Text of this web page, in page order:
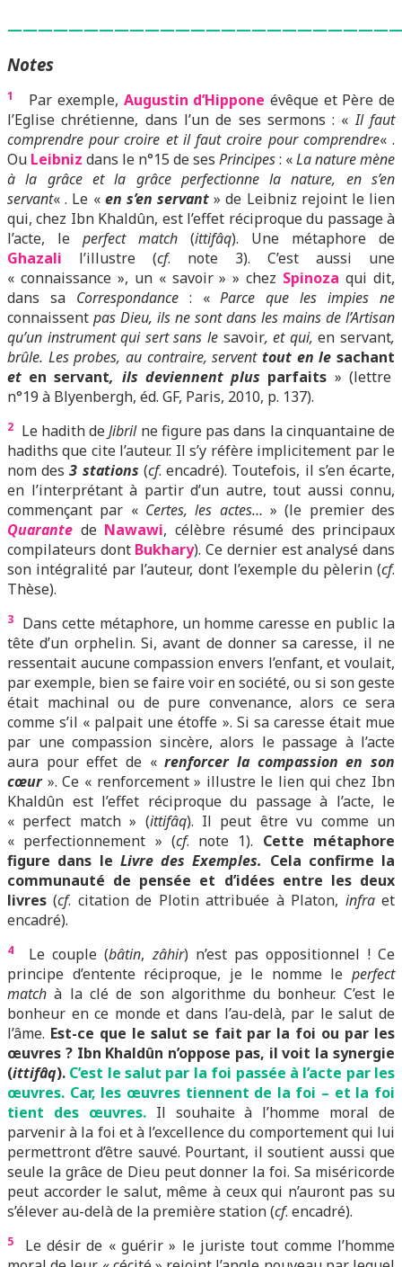
Notes
1 Par exemple, Augustin d’Hippone évêque et Père de
l’Eglise chrétienne, dans l’un de ses sermons : «Il faut
comprendre pour croire et il faut croire pour comprendre« .
Ou Leibniz dans le n°15 de ses Principes: «La nature mène
à la grâce et la grâce perfectionne la nature, en s’en
servant« . Le « en s’en servant » de Leibniz rejoint le lien
qui, chez Ibn Khaldûn, est l’effet réciproque du passage à
l’acte, le perfect match (ittifâq). Une métaphore de
Ghazali l’illustre (cf. note 3). C’est aussi une
« connaissance », un « savoir » » chez Spinoza qui dit,
dans sa Correspondance: «Parce que les impies ne
connaissent pas Dieu, ils ne sont dans les mains de l’Artisan
qu’un instrument qui sert sans le savoir, et qui,en servant,
brûle. Les probes, au contraire, serventtout en lesachant
et en servant, ils deviennent plus parfaits » (lettre
n°19 à Blyenbergh, éd. GF, Paris, 2010, p. 137).
2 Le hadith deJibrilne figure pas dans la cinquantaine de
hadiths que cite l’auteur. Il s’y réfère implicitement par le
nom des3 stations (cf. encadré). Toutefois, il s’en écarte,
en l’interprétant à partir d’un autre, tout aussi connu,
commençant par « Certes, les actes… » (le premier des
Quarante de Nawawi, célèbre résumé des principaux
compilateurs dont Bukhary). Ce dernier est analysé dans
son intégralité par l’auteur, dont l’exemple du pèlerin (cf.
Thèse).
3
Dans cette métaphore, un homme caresse en public la
tête d’un orphelin. Si, avant de donner sa caresse, il ne
ressentait aucune compassion envers l’enfant, et voulait,
par exemple, bien se faire voir en société, ou si son geste
était machinal ou de pure convenance, alors ce sera
comme s’il « palpait une étoffe ». Si sa caresse était mue
par une compassion sincère, alors le passage à l’acte
aura pour effet de «renforcer la compassion en son
cœur». Ce « renforcement » illustre le lien qui chez Ibn
Khaldûn est l’effet réciproque du passage à l’acte, le
« perfect match » (ittifâq). Il peut être vu comme un
« perfectionnement » (cf. note 1). Cette métaphore
figure dans le Livre des Exemples. Cela confirme la
communauté de pensée et d’idées entre les deux
livres (cf. citation de Plotin attribuée à Platon, infraet
encadré).
4 Le couple (bâtin,zâhir) n’est pas oppositionnel ! Ce
principe d’entente réciproque, je le nomme le perfect
match à la clé de son algorithme du bonheur. C’est le
bonheur en ce monde et dans l’au-delà, par le salut de
l’âme. Est-ce que le salut se fait par la foi ou par les
œuvres ? Ibn Khaldûn n’oppose pas, il voit la synergie
(ittifâq). C’est le salut par la foi passée à l’acte par les
œuvres. Car, les œuvres tiennent de la foi – et la foi
tient des œuvres.Il souhaite à l’homme moral de
parvenir à la foi et à l’excellence du comportement qui lui
permettront d’être sauvé. Pourtant, il soutient aussi que
seule la grâce de Dieu peut donner la foi. Sa miséricorde
peut accorder le salut, même à ceux qui n’auront pas su
s’élever au-delà de la première station (cf. encadré).
5
Le désir de « guérir » le juriste tout comme l’homme